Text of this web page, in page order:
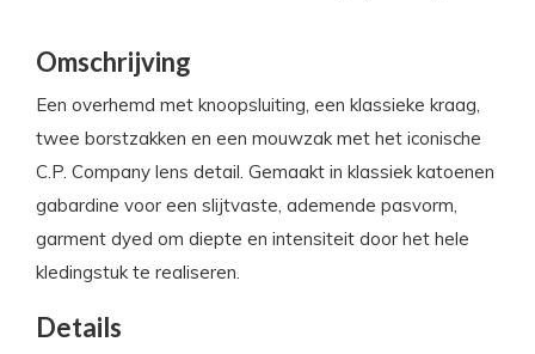
Omschrijving
Een overhemd met knoopsluiting, een klassieke kraag,
twee borstzakken en een mouwzak met het iconische
C.P. Company lens detail. Gemaakt in klassiek katoenen
gabardine voor een slijtvaste, ademende pasvorm,
garment dyed om diepte en intensiteit door het hele
kledingstuk te realiseren.
Details